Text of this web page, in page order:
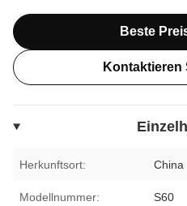
Beste
Kontaktieren
Herkunftsort: China
Modellnummer: S60